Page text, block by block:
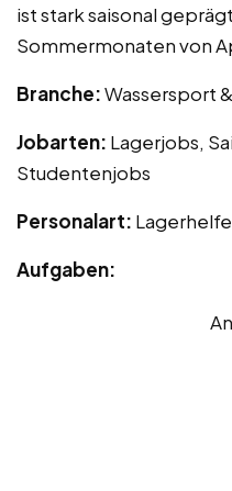
ist stark saisonal
Sommermonaten von
Branche:Wassersport
Jobarten: Lagerjobs,
Studentenjobs
Personalart:
Aufgaben: